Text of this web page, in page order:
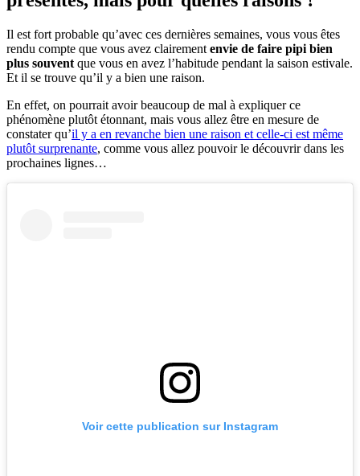
Il est fort probable qu’avec ces dernières semaines, vous vous êtes
rendu compte que vous avez clairement envie de faire pipi bien
plus souvent que vous en avez l’habitude pendant la saison estivale.
Et il se trouve qu’il y a bien une raison.
En effet, on pourrait avoir beaucoup de mal à expliquer ce
phénomène plutôt étonnant, mais vous allez être en mesure de
constater qu’il y a en revanche bien une raison et celle-ci est même
plutôt surprenante, comme vous allez pouvoir le découvrir dans les
prochaines lignes…
Voir cette publication sur Instagram